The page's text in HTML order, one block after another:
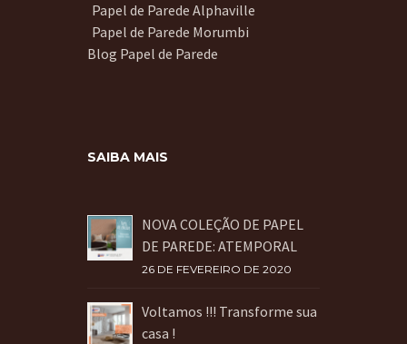
Papel de Parede Alphaville
Papel de Parede Morumbi
Blog Papel de Parede
SAIBA MAIS
NOVA COLEÇÃO DE PAPEL
DE PAREDE: ATEMPORAL
26 DE FEVEREIRO DE 2020
Voltamos !!! Transforme sua
casa !